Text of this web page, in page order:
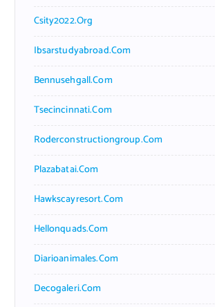
Csity2022.org
Ibsarstudyabroad.com
Bennusehgall.com
Tsecincinnati.com
Roderconstructiongroup.com
Plazabatai.com
Hawkscayresort.com
Hellonquads.com
Diarioanimales.com
Decogaleri.com